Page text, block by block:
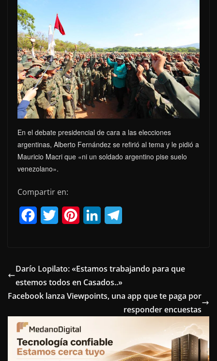
En el debate presidencial de cara a las elecciones
argentinas, Alberto Fernández se refirió al tema y le pidió a
Mauricio Macri que «ni un soldado argentino pise suelo
venezolano».
Compartir en:
e
b
k
t
t
t
e
s
t
k
e
n
e
g
Darío Lopilato: «Estamos trabajando para que
estemos todos en Casados..»
Facebook lanza Viewpoints, una app que te paga por
responder encuestas